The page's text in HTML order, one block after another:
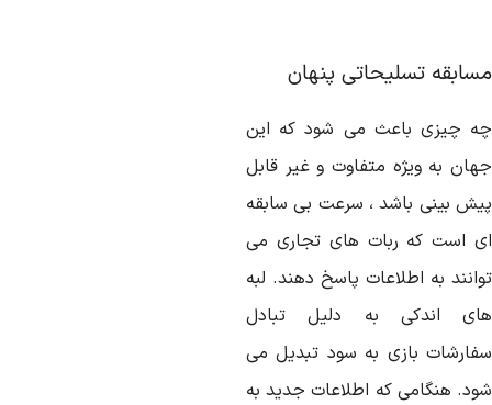
تسلیحاتی پنهان
چیزی باعث می شود که این
به ویژه متفاوت و غیر قابل
بینی باشد ، سرعت بی سابقه
است که ربات های تجاری می
به اطلاعات پاسخ دهند. لبه
اندکی به دلیل تبادل
بازی به سود تبدیل می
هنگامی که اطلاعات جدید به